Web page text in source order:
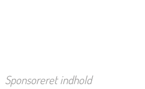
Sponsoreret indhold